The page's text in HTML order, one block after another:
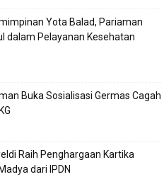
Yota Balad, Pariaman
dalam Pelayanan Kesehatan
Buka Sosialisasi Germas Cagah
Raih Penghargaan Kartika
dari IPDN